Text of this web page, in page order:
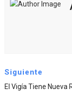
Siguiente
El Vigía Tiene Nueva